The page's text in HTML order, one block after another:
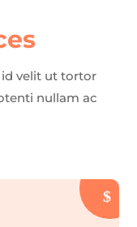
velit ut tortor
nullam ac